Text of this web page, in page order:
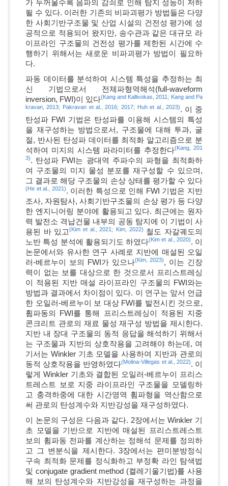
가 두꺼울수록 음파의 감쇠로 인해 탐지 성능이 저하
될 수 있다. 이러한 기존의 비파괴평가 방법들은 다양
한 사회기반구조물 및 산업 시설의 건전성 평가에 성
공적으로 적용되어 왔지만, 송수관과 같은 대규모 라
이프라인 구조물의 건전성 평가를 제한된 시간에 수
행하기 위해서는 새로운 비파괴평가 방법이 필요하
다.
파동 데이터를 분석하여 시스템 특성을 추정하는 최
신 기법으로서 전체파형역해석(full-waveform
inversion, FWI)이 있다(Kang and Kallivokas, 2011; Kang and Pa
kravan, 2013;
Pakravan et al., 2016; 2017; Huh et al., 2023). 이 중
탄성파 FWI 기법은 탄성파를 이용해 시스템의 특성
을 재구성하는 방법으로서, 구조물에 대해 투과, 굴
절, 반사된 탄성파 데이터를 최적화 알고리즘으로 분
석하여 미지의 시스템 파라미터를 추정한다(Kang, 201
3). 탄성파 FWI는 광대역 주파수의 파형을 최적화하
여 구조물의 미지 물성 분포를 재구성할 수 있으며,
그 결과로 해당 구조물의 손상 상태를 평가할 수 있다
(He et al., 2021). 이러한 특성으로 인해 FWI 기법은 지반
조사, 자원탐사, 사회기반구조물의 손상 평가 등 다양
한 엔지니어링 분야에 활용되고 있다. 최근에는 원자
력 발전소 격납건물 내부의 공동 탐지에 이 기법이 사
용된 바 있고(Kim et al., 2021; Kim, 2022) 철도 자갈궤도의
노반 특성 분석에 활용되기도 하였다(Kim et al., 2020). 이
논문에서와 유사한 연구 사례로 지반에 매설된 오일
러-베르누이 보의 FWI가 있으나(Kim, 2023), 이는 긴장
력이 없는 보를 대상으로 한 것으로서 프리스트레싱
이 적용된 지반 매설 라이프라인 구조물의 FWI와는
방법과 결과에서 차이점이 있다. 이 연구는 앞서 언급
한 오일러-베르누이 보 대상 FWI를 발전시킨 것으로,
휨파동의 FWI를 통해 프리스트레싱이 적용된 지중
콘크리트 관로의 재료 물성 재구성 방법을 제시한다.
지반 내 장대 구조물의 동적 응답을 해석하기 위해서
는 구조물과 지반의 상호작용을 고려해야 하는데, 여
기서는 Winkler 기초 모델을 사용하여 지반과 관로의
동적 상호작용을 반영하였다(Molina-Villegas et al., 2022). 이
렇게 Winkler 기초와 결합된 오일러-베르누이 프리스
트레스트 보로 지중 라이프라인 구조물을 모델링하
고 충격하중에 대한 시간영역 휨파형을 역산함으로
써 관로의 탄성계수와 지반강성을 재구성하였다.
이 논문의 구성은 다음과 같다. 2장에서는 Winkler 기
초 모델을 기반으로 지반에 매설된 프리스트레스트
보의 휨파동 전파를 계산하는 정해석 문제를 정의하
고 그 변분식을 제시한다. 3장에서는 편미분방정식
구속 최적화 문제를 정식화하고 부정확 라인 탐색법
및 conjugate gradient method (켤레기울기법)를 사용
해 보의 탄성계수와 지반강성을 재구성하는 과정을